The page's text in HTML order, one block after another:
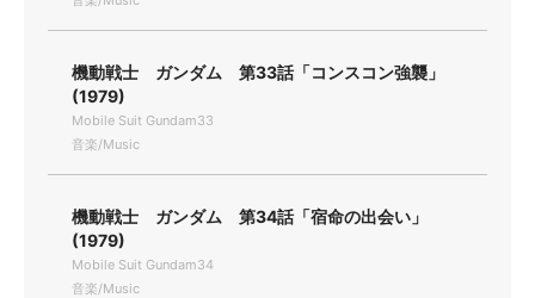
機動戦士 ガンダム 第33話「コンスコン強襲」
(1979)
Mobile Suit Gundam33
音楽/Music
機動戦士 ガンダム 第34話「宿命の出会い」
(1979)
Mobile Suit Gundam34
音楽/Music